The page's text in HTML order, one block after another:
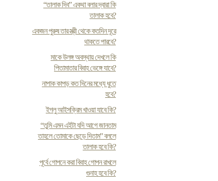
“তালাক দিব” একথা বলার দ্বারা কি
তালাক হবে?
একজন পুরুষ তার স্ত্রী থেকে কতদিন দূরে
থাকতে পারবে?
মাকে উলঙ্গ অবস্থায় দেখলে কি
পিতামাতার বিবাহ ভেঙ্গে যাবে?
নাপাক কাপড় কত দিনের মধ্যে ধুতে
হবে?
ইগলু আইসক্রিম খাওয়া যাবে কি?
“তুমি এমন এইটা যদি আগে জানতাম
তাহলে তোমাকে ছেড়ে দিতাম” বললে
তালাক হবে কি?
পূর্বে গোপনে করা বিবাহ গোপন রাখলে
গুনাহ হবে কি?